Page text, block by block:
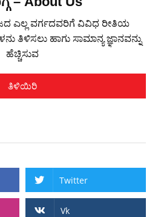
ಎಲ್ಲ ವರ್ಗದವರಿಗೆ ವಿವಿಧ ರೀತಿಯ
ತಿಳಿಸಲು ಹಾಗು ಸಾಮಾನ್ಯ ಜ್ಞಾನವನ್ನು
ಹೆಚ್ಚಿಸುವ
ತಿಳಿಯಿರಿ
Twitter
Vk